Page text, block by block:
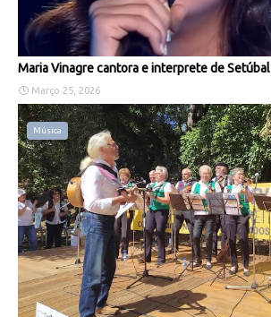
Maria Vinagre cantora e interprete de Setúbal
Março 25, 2026
Música